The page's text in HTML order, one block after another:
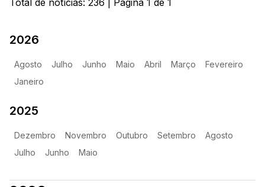
Total de notícias: 236 | Página 1 de 1
2026
Agosto Julho Junho Maio Abril Março
Fevereiro
Janeiro
2025
Dezembro Novembro Outubro Setembro
Agosto
Julho
Junho Maio